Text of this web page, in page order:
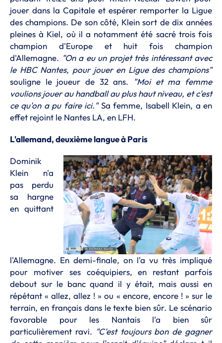
jouer dans la Capitale et espérer remporter la Ligue
des champions. De son côté, Klein sort de dix années
pleines à Kiel, où il a notamment été sacré trois fois
champion d'Europe et huit fois champion
d'Allemagne. "On a eu un projet très intéressant avec
le HBC Nantes, pour jouer en Ligue des champions"
souligne le joueur de 32 ans.
"Moi et ma femme
voulions jouer au handball au plus haut niveau, et c'est
ce qu'on a pu faire ici."Sa femme, Isabell Klein, a en
effet rejoint le Nantes LA, en LFH.
L'allemand, deuxième langue à Paris
Dominik
Klein n'a
pas perdu
sa hargne
en quittant
l'Allemagne. En demi-finale, on l'a vu très impliqué
pour motiver ses coéquipiers, en restant parfois
debout sur le banc quand il y était, mais aussi en
répétant « allez, allez ! » ou « encore, encore ! » sur le
terrain, en français dans le texte bien sûr. Le scénario
favorable pour les Nantais l'a bien sûr
particulièrement ravi. "C'est toujours bon de gagner